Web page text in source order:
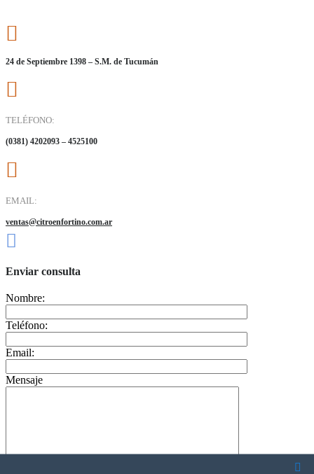
24 de Septiembre 1398 – S.M. de Tucumán
TELÉFONO:
(0381) 4202093 – 4525100
EMAIL:
ventas@citroenfortino.com.ar
Enviar consulta
Nombre:
Teléfono:
Email:
Mensaje